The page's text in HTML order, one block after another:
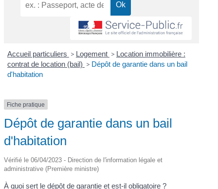
Accueil particuliers > Logement > Location immobilière :
contrat de location (bail) > Dépôt de garantie dans un bail
d'habitation
Fiche pratique
Dépôt de garantie dans un bail
d'habitation
Vérifié le 06/04/2023 - Direction de l'information légale et
administrative (Première ministre)
À quoi sert le dépôt de garantie et est-il obligatoire ?